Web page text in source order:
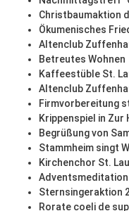
Christbaumaktion
Ökumenisches
Altenclub
Betreutes Wohnen
Kaffeestüble St.
Altenclub
Firmvorbereitung
Krippenspiel in
Begrüßung von
Stammheim singt
Kirchenchor St.
Adventsmeditation
Sternsingeraktion
Rorate coeli de